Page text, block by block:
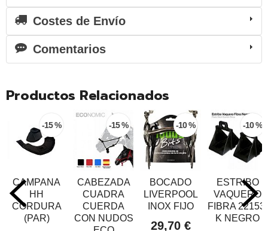
Costes de Envío
Comentarios
Productos Relacionados
-15 %
CAMPANA
HH
CORDURA
(PAR)
-15 %
CABEZADA
CUADRA
CUERDA
CON NUDOS
-10 %
BOCADO
LIVERPOOL
INOX FIJO
29,70 €
-10 %
ESTRIBO
VAQUERO
FIBRA 22153-
K NEGRO